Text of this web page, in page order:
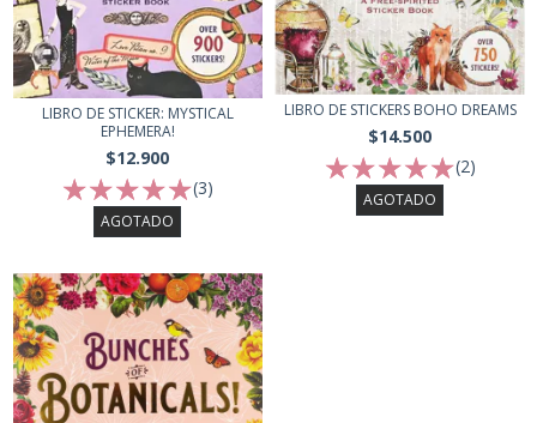
LIBRO DE STICKER: MYSTICAL
EPHEMERA!
$12.900
(3)
AGOTADO
LIBRO DE STICKERS BOHO DREAMS
$14.500
(2)
AGOTADO